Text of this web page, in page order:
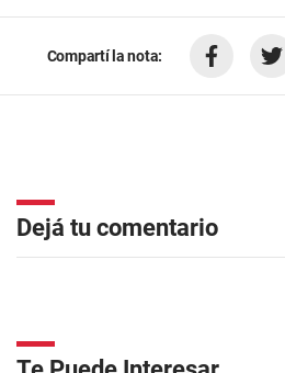
Compartí la nota:
Dejá tu comentario